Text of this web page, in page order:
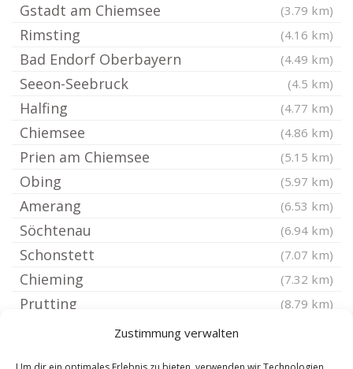
Zustimmung verwalten
Gstadt am Chiemsee (3.79 km)
Rimsting (4.16 km)
Bad Endorf Oberbayern (4.49 km)
Seeon-Seebruck (4.5 km)
Halfing (4.77 km)
Chiemsee (4.86 km)
Prien am Chiemsee (5.15 km)
Obing (5.97 km)
Amerang (6.53 km)
Söchtenau (6.94 km)
Schonstett (7.07 km)
Chieming (7.32 km)
Prutting (8.79 km)
Kienberg Oberbayern